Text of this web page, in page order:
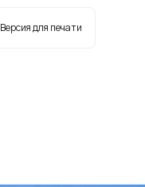
Версия для печати